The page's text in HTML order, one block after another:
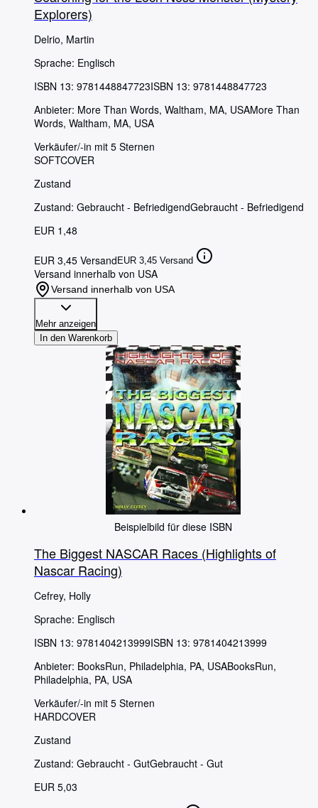
Explorers)
Delrio, Martin
Sprache: Englisch
ISBN 13: 9781448847723ISBN 13: 9781448847723
Anbieter: More Than Words, Waltham, MA, USAMore Than
Words, Waltham, MA, USA
Verkäufer/-in mit 5 Sternen
SOFTCOVER
Zustand
Zustand: Gebraucht - BefriedigendGebraucht - Befriedigend
EUR 1,48
EUR 3,45 Versand EUR 3,45 Versand
Versand innerhalb von USA
Versand innerhalb von USA
Mehr anzeigen
In den Warenkorb
Beispielbild für diese ISBN
The Biggest NASCAR Races (Highlights of
Nascar Racing)
Cefrey, Holly
Sprache: Englisch
ISBN 13: 9781404213999ISBN 13: 9781404213999
Anbieter: BooksRun, Philadelphia, PA, USABooksRun,
Philadelphia, PA, USA
Verkäufer/-in mit 5 Sternen
HARDCOVER
Zustand
Zustand: Gebraucht - GutGebraucht - Gut
EUR 5,03